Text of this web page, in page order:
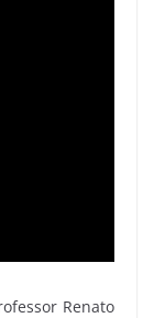
Renato